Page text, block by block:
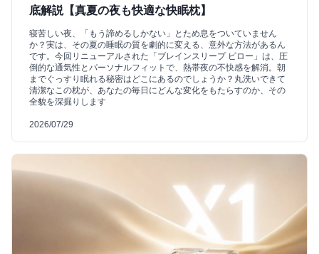
底解説【真夏の夜も快適な快眠枕】
寝苦しい夜、「もう諦めるしかない」とため息をついていません
か？実は、その夏の睡眠の質を劇的に変える、意外な方法があるん
です。今回リニューアルされた「ブレインスリープ ピロー」は、圧
倒的な通気性とパーソナルフィットで、熱帯夜の不快感を解消。朝
までぐっすり眠れる秘密はどこにあるのでしょうか？丸洗いできて
清潔なこの枕が、あなたの毎日にどんな変化をもたらすのか、その
全貌を深掘りします
2026/07/29